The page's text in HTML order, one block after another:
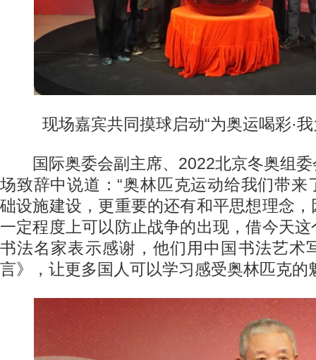
现场嘉宾共同摸球启动“为奥运喝彩·我
国际奥委会副主席、2022北京冬奥组委
场致辞中说道：“奥林匹克运动给我们带来
础设施建设，更重要的还有和平思想理念
一定程度上可以防止战争的出现，借今天
书法名家表示感谢，他们用中国书法艺术
言》，让更多国人可以学习感受奥林匹克的